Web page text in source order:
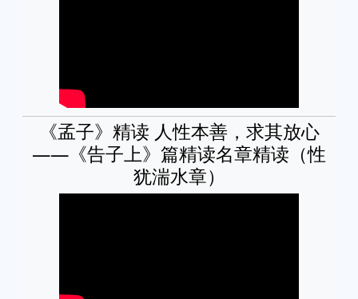
《孟子》精读 人性本善，求其放心
——《告子上》篇精读名章精读（性
犹湍水章）